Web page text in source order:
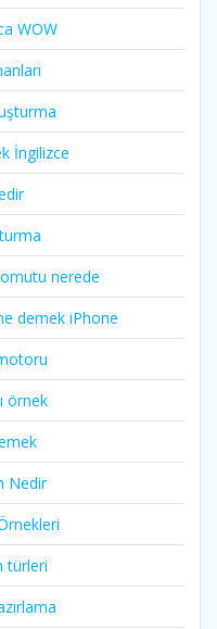
WOW
İngilizce
nerede
demek iPhone
örnek
Nedir
türleri